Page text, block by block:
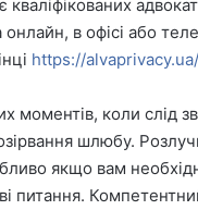
кваліфікованих
в офісі або
https://
моментів, коли слід
шлюбу.
якщо вам
питання.